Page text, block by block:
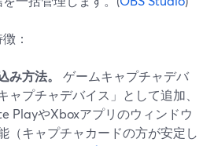
：
み方法。
ゲームキャプチャデバ
ャプチャデバイス」として追加、
PlayやXboxアプリのウィンドウ
（キャプチャカードの方が安定し